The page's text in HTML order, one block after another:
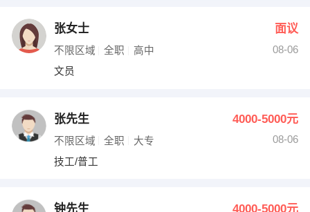
张女士 面议
不限区域 全职 高中
08-06
文员
张先生 4000-5000元
不限区域 全职 大专
08-06
技工/普工
钟先生 4000-5000元